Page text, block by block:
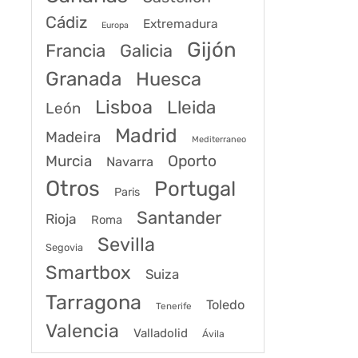
Cádiz
Europa Extremadura
Francia Galicia Gijón
Granada Huesca
León Lisboa Lleida
Madeira Madrid Mediterraneo
Murcia Navarra Oporto
Otros Paris Portugal
Rioja Roma Santander
Segovia
Sevilla
Smartbox
Suiza
Tarragona Tenerife Toledo
Valencia Valladolid Ávila